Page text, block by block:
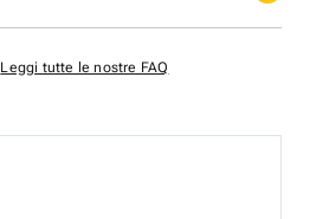
Leggi tutte le nostre FAQ